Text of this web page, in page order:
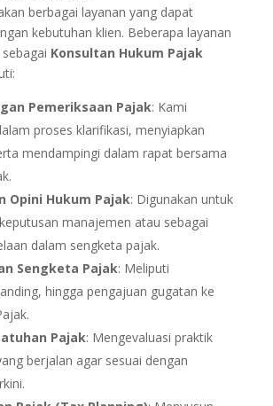
berbagai layanan yang dapat
kebutuhan klien. Beberapa layanan
Konsultan Hukum Pajak
Pemeriksaan Pajak: Kami
proses klarifikasi, menyiapkan
mendampingi dalam rapat bersama
Opini Hukum Pajak: Digunakan untuk
manajemen atau sebagai
dalam sengketa pajak.
Sengketa Pajak: Meliputi
hingga pengajuan gugatan ke
Pajak: Mengevaluasi praktik
berjalan agar sesuai dengan